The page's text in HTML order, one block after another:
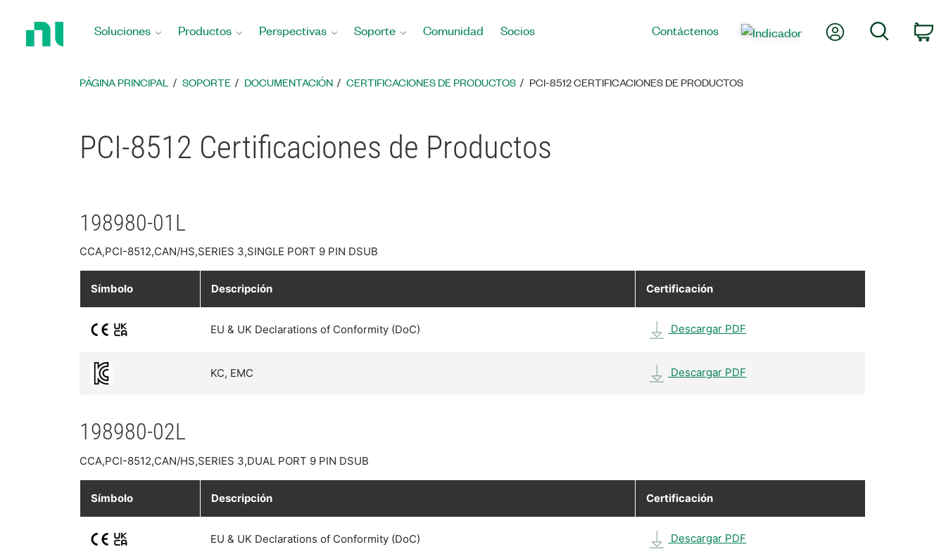
Soluciones Productos Perspectivas Soporte Comunidad Socios Contáctenos Mi cuenta Búsqueda
PÁGINA PRINCIPAL SOPORTE DOCUMENTACIÓN CERTIFICACIONES DE PRODUCTOS PCI-8512 CERTIFICACIONES DE PRODUCTOS
PCI-8512 Certificaciones de Productos
198980-01L
CCA,PCI-8512,CAN/HS,SERIES 3,SINGLE PORT 9 PIN DSUB
Símbolo Descripción Certificación
EU & UK Declarations of Conformity (DoC) Descargar PDF
KC, EMC Descargar PDF
198980-02L
CCA,PCI-8512,CAN/HS,SERIES 3,DUAL PORT 9 PIN DSUB
Símbolo Descripción Certificación
EU & UK Declarations of Conformity (DoC) Descargar PDF